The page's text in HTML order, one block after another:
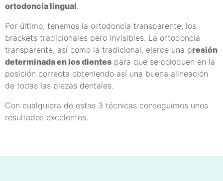
ortodoncia lingual.
Por último, tenemos la ortodoncia transparente, los
brackets tradicionales pero invisibles. La ortodoncia
transparente, así como la tradicional, ejerce una presión
determinada en los dientes para que se coloquen en la
posición correcta obteniendo así una buena alineación
de todas las piezas dentales.
Con cualquiera de estas 3 técnicas conseguimos unos
resultados excelentes.